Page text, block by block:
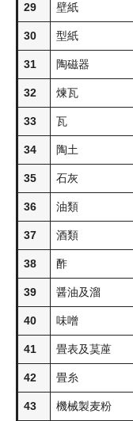
29 壁紙
30 型紙
31 陶磁器
32 煉瓦
33 瓦
34 陶土
35 石灰
36 油類
37 酒類
38 酢
39 醤油及溜
40 味噌
41 畳表及茣蓙
42 畳糸
43 機械製麦粉